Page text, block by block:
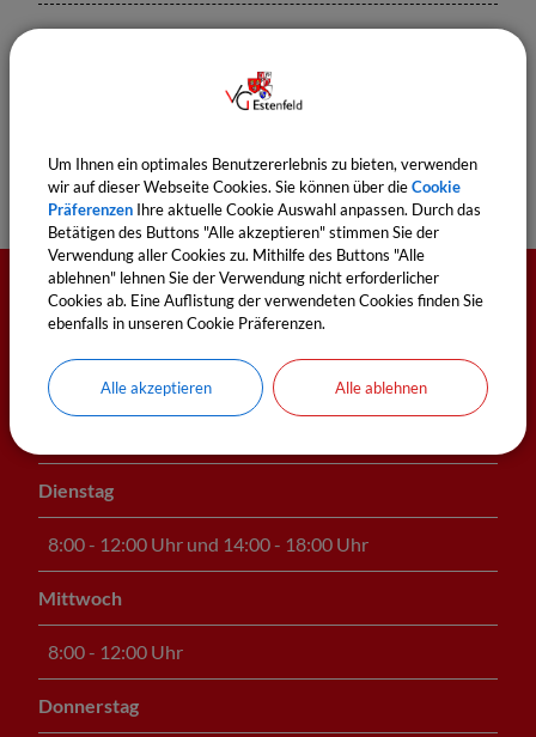
Öffnungszeiten
Montag
Dienstag
8:00 - 12:00 Uhr und 14:00 - 18:00 Uhr
Mittwoch
8:00 - 12:00 Uhr
Donnerstag
Um Ihnen ein optimales Benutzererlebnis zu bieten, verwenden
wir auf dieser Webseite Cookies. Sie können über dieCookie
Präferenzen Ihre aktuelle Cookie Auswahl anpassen. Durch das
Betätigen des Buttons "Alle akzeptieren" stimmen Sie der
Verwendung aller Cookies zu. Mithilfe des Buttons "Alle
ablehnen" lehnen Sie der Verwendung nicht erforderlicher
Cookies ab. Eine Auflistung der verwendeten Cookies finden Sie
ebenfalls in unseren Cookie Präferenzen.
Alle akzeptieren Alle ablehnen